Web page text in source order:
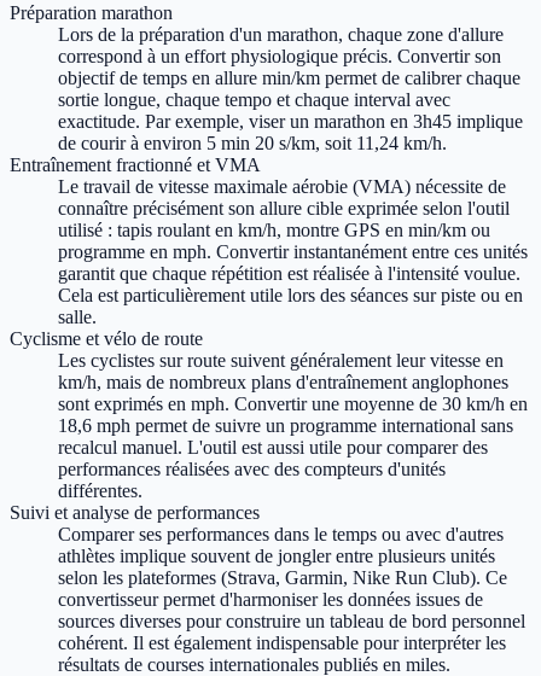
Préparation marathon
Lors de la préparation d'un marathon, chaque zone d'allure
correspond à un effort physiologique précis. Convertir son
objectif de temps en allure min/km permet de calibrer chaque
sortie longue, chaque tempo et chaque interval avec
exactitude. Par exemple, viser un marathon en 3h45 implique
de courir à environ 5 min 20 s/km, soit 11,24 km/h.
Entraînement fractionné et VMA
Le travail de vitesse maximale aérobie (VMA) nécessite de
connaître précisément son allure cible exprimée selon l'outil
utilisé : tapis roulant en km/h, montre GPS en min/km ou
programme en mph. Convertir instantanément entre ces unités
garantit que chaque répétition est réalisée à l'intensité voulue.
Cela est particulièrement utile lors des séances sur piste ou en
salle.
Cyclisme et vélo de route
Les cyclistes sur route suivent généralement leur vitesse en
km/h, mais de nombreux plans d'entraînement anglophones
sont exprimés en mph. Convertir une moyenne de 30 km/h en
18,6 mph permet de suivre un programme international sans
recalcul manuel. L'outil est aussi utile pour comparer des
performances réalisées avec des compteurs d'unités
différentes.
Suivi et analyse de performances
Comparer ses performances dans le temps ou avec d'autres
athlètes implique souvent de jongler entre plusieurs unités
selon les plateformes (Strava, Garmin, Nike Run Club). Ce
convertisseur permet d'harmoniser les données issues de
sources diverses pour construire un tableau de bord personnel
cohérent. Il est également indispensable pour interpréter les
résultats de courses internationales publiés en miles.